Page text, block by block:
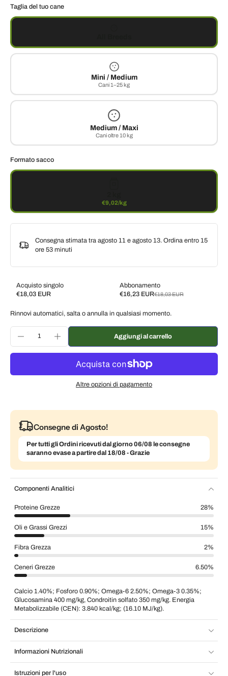
Taglia del tuo cane
Mini / Medium
Cani 1–25 kg
Medium / Maxi
Cani oltre 10 kg
Formato sacco
€9,02/kg
Consegna stimata tra agosto 11 e agosto 13. Ordina entro 15
ore 53 minuti
Acquisto singolo
€18,03 EUR
Abbonamento
€16,23 EUR€18,03 EUR
Subscribe and save
Consegna ogni 3 settimane, 7% di sconto
Consegna ogni mese, 5% di sconto
€17,13 EUR
Rinnovi automatici, salta o annulla in qualsiasi momento.
Aggiungi al carrello
Altre opzioni di pagamento
Consegne di Agosto!
Per tutti gli Ordini ricevuti dal giorno 06/08 le consegne
saranno evase a partire dal 18/08 - Grazie
Componenti Analitici
Proteine Grezze 28%
Oli e Grassi Grezzi 15%
Fibra Grezza 2%
Ceneri Grezze 6.50%
Calcio 1.40%; Fosforo 0.90%; Omega-6 2.50%; Omega-3 0.35%;
Glucosamina 400 mg/kg, Condroitin solfato 350 mg/kg. Energia
Metabolizzabile (CEN): 3.840 kcal/kg; (16.10 MJ/kg).
Descrizione
Informazioni Nutrizionali
Istruzioni per l'uso